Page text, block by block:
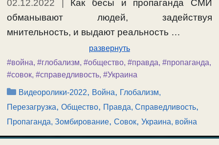
02.12.2022
Как бесы и пропаганда СМИ
обманывают людей, задействуя
мнительность, и выдают реальность …
развернуть
#война, #глобализм, #общество, #правда, #пропаганда,
#совок, #справедливость, #Украина
Рубрики
Видеоролики-2022, Война, Глобализм,
Перезагрузка, Общество, Правда, Справедливость,
Пропаганда, Зомбирование, Совок, Украина, война